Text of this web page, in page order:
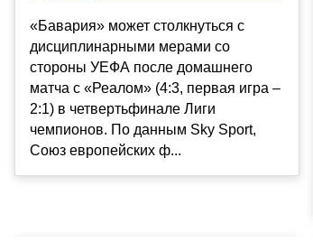
«Бавария» может столкнуться с
дисциплинарными мерами со
стороны УЕФА после домашнего
матча с «Реалом» (4:3, первая игра –
2:1) в четвертьфинале Лиги
чемпионов. По данным Sky Sport,
Союз европейских ф...